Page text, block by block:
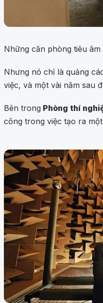
Những căn phòng tiêu
Nhưng nó chỉ là quảng
việc, và một vài năm sau
Bên trong Phòng thí
công trong việc tạo ra